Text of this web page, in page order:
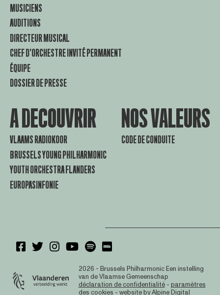
MUSICIENS
AUDITIONS
DIRECTEUR MUSICAL
CHEF D’ORCHESTRE INVITÉ PERMANENT
ÉQUIPE
DOSSIER DE PRESSE
A DECOUVRIR
VLAAMS RADIOKOOR
BRUSSELS YOUNG PHILHARMONIC
YOUTH ORCHESTRA FLANDERS
EUROPASINFONIE
NOS VALEURS
CODE DE CONDUITE
2026 - Brussels PhilharmonicEen instelling
van de Vlaamse Gemeenschap
déclaration de confidentialité- paramètres
des cookies - website byAlpine Digital